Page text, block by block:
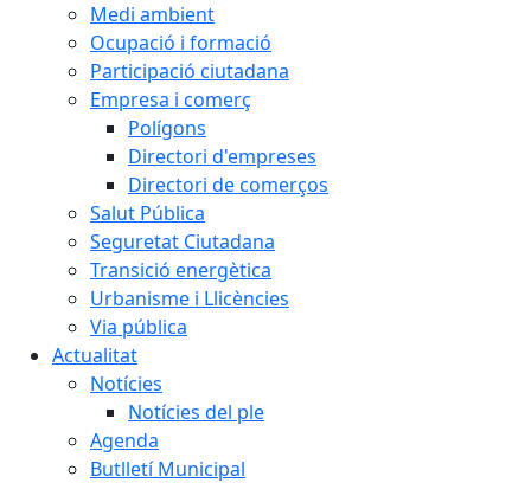
Medi ambient
Ocupació i formació
Participació ciutadana
Empresa i comerç
Polígons
Directori d'empreses
Directori de comerços
Salut Pública
Seguretat Ciutadana
Transició energètica
Urbanisme i Llicències
Via pública
Actualitat
Notícies
Notícies del ple
Agenda
Butlletí Municipal